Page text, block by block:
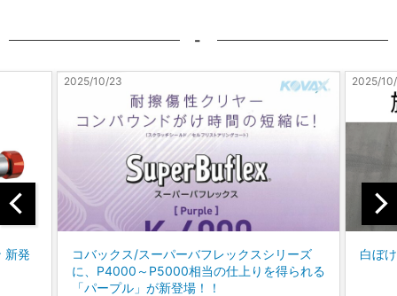
-
ズ
2025/10/21
白ぼけた自動車用ＰＰ樹脂に！
2025/
様々